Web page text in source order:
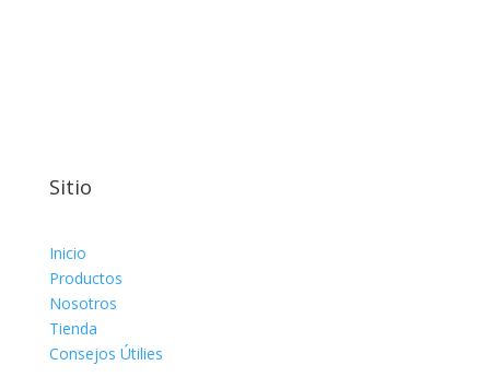
Sitio
Inicio
Productos
Nosotros
Tienda
Consejos Útilies